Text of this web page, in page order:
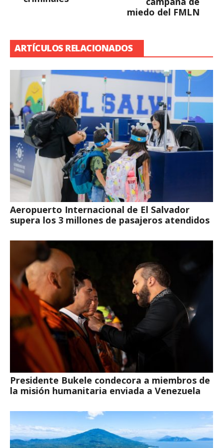
miedo del FMLN
ARTÍCULOS RELACIONADOS
Aeropuerto Internacional de El Salvador
supera los 3 millones de pasajeros atendidos
Presidente Bukele condecora a miembros de
la misión humanitaria enviada a Venezuela